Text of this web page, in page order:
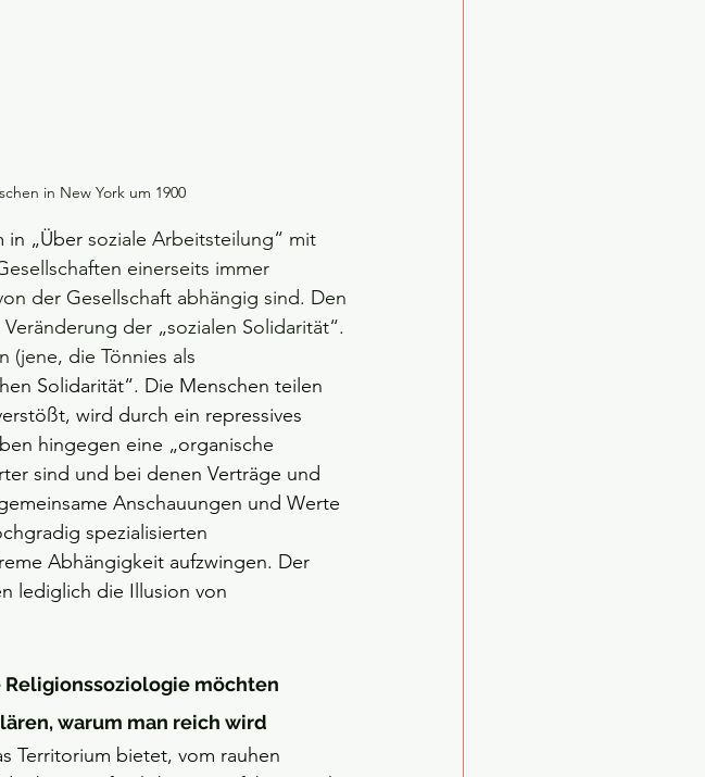
in New York um 1900
in „Über soziale Arbeitsteilung“ mit
einerseits immer
der Gesellschaft abhängig sind. Den
der „sozialen Solidarität“.
die Tönnies als
Solidarität“. Die Menschen teilen
wird durch ein repressives
hingegen eine „organische
sind und bei denen Verträge und
Anschauungen und Werte
spezialisierten
Abhängigkeit aufzwingen. Der
lediglich die Illusion von
Religionssoziologie möchten
warum man reich wird
Territorium bietet, vom rauhen